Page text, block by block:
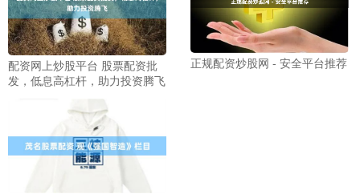
配资网上炒股平台 股票配资批
发，低息高杠杆，助力投资腾飞
正规配资炒股网 - 安全平台推荐